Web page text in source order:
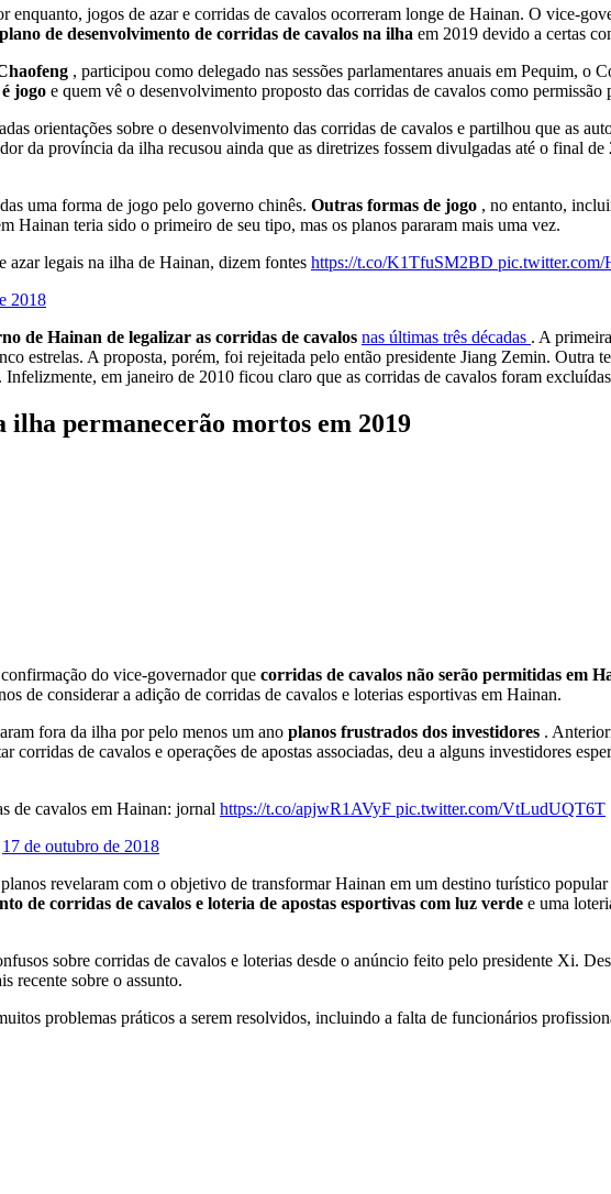
enquanto, jogos de azar e corridas de cavalos ocorreram longe de Hainan. O vice-
de desenvolvimento de corridas de cavalos na ilha em 2019 devido a certas
, participou como delegado nas sessões parlamentares anuais em Pequim,
jogo e quem vê o desenvolvimento proposto das corridas de cavalos como permissão
orientações sobre o desenvolvimento das corridas de cavalos e partilhou que as
da província da ilha recusou ainda que as diretrizes fossem divulgadas até o final
uma forma de jogo pelo governo chinês. Outras formas de jogo , no entanto,
Hainan teria sido o primeiro de seu tipo, mas os planos pararam mais uma vez.
legais na ilha de Hainan, dizem fontes https://t.co/K1TfuSM2BD
2018
de Hainan de legalizar as corridas de cavalos nas últimas três décadas . A
estrelas. A proposta, porém, foi rejeitada pelo então presidente Jiang Zemin. Outra
em janeiro de 2010 ficou claro que as corridas de cavalos foram
ilha permanecerão mortos em 2019
do vice-governador que corridas de cavalos não serão permitidas em
de considerar a adição de corridas de cavalos e loterias esportivas em Hainan.
fora da ilha por pelo menos um ano planos frustrados dos investidores .
corridas de cavalos e operações de apostas associadas, deu a alguns investidores
de cavalos em Hainan: jornal https://t.co/apjwR1AVyF pic.twitter.com/VtLudUQT6T
17 de outubro de 2018
planos revelaram com o objetivo de transformar Hainan em um destino turístico
de corridas de cavalos e loteria de apostas esportivas com luz verde e uma
sobre corridas de cavalos e loterias desde o anúncio feito pelo presidente Xi.
recente sobre o assunto.
problemas práticos a serem resolvidos, incluindo a falta de funcionários